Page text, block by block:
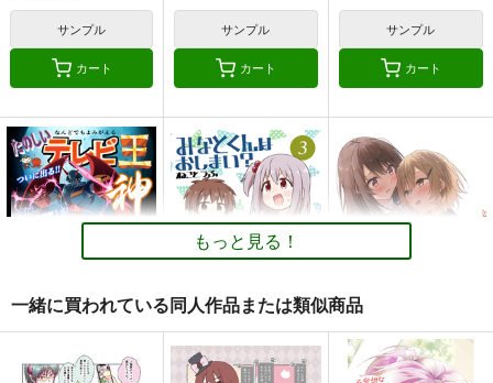
頼子さん
きんどるちゃん
サンプル
カート
サンプル
カート
サンプル
カート
たのしいテレビ王6月
みなとくんはおしま
い？３
サークル「ユーリカ」
もっと見る！
一緒に買われている同人作品または類似商品